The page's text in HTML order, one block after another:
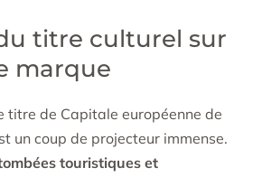
titre culturel sur
marque
titre de Capitale européenne de
un coup de projecteur immense.
touristiques et